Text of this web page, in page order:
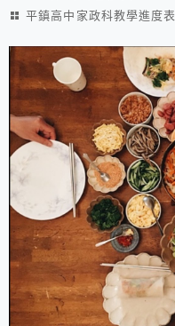
平鎮高中家政科教學進度表